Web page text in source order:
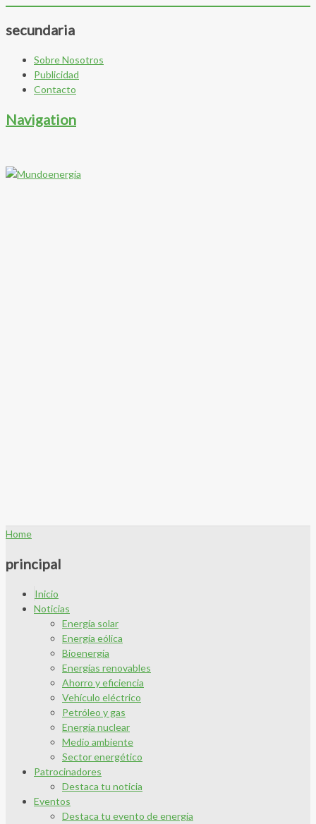
secundaria
Sobre Nosotros
Publicidad
Contacto
Navigation
Home
principal
Inicio
Noticias
Energía solar
Energía eólica
Bioenergía
Energías renovables
Ahorro y eficiencia
Vehículo eléctrico
Petróleo y gas
Energía nuclear
Medio ambiente
Sector energético
Patrocinadores
Destaca tu noticia
Eventos
Destaca tu evento de energía